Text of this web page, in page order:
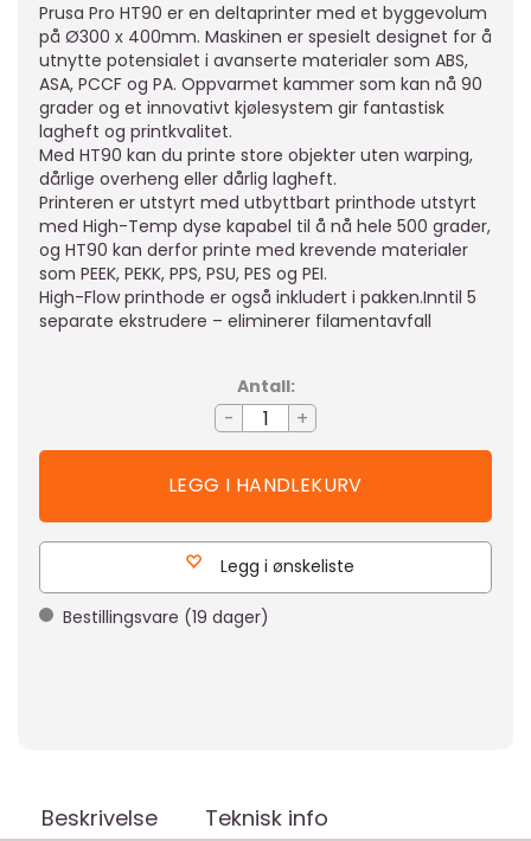
Prusa Pro HT90 er en deltaprinter med et byggevolum
på Ø300 x 400mm. Maskinen er spesielt designet for å
utnytte potensialet i avanserte materialer som ABS,
ASA, PCCF og PA. Oppvarmet kammer som kan nå 90
grader og et innovativt kjølesystem gir fantastisk
lagheft og printkvalitet.
Med HT90 kan du printe store objekter uten warping,
dårlige overheng eller dårlig lagheft.
Printeren er utstyrt med utbyttbart printhode utstyrt
med High-Temp dyse kapabel til å nå hele 500 grader,
og HT90 kan derfor printe med krevende materialer
som PEEK, PEKK, PPS, PSU, PES og PEI.
High-Flow printhode er også inkludert i pakken.Inntil 5
separate ekstrudere – eliminerer filamentavfall
Antall:
- +
Legg i ønskeliste
Bestillingsvare (19 dager)
Beskrivelse Teknisk info